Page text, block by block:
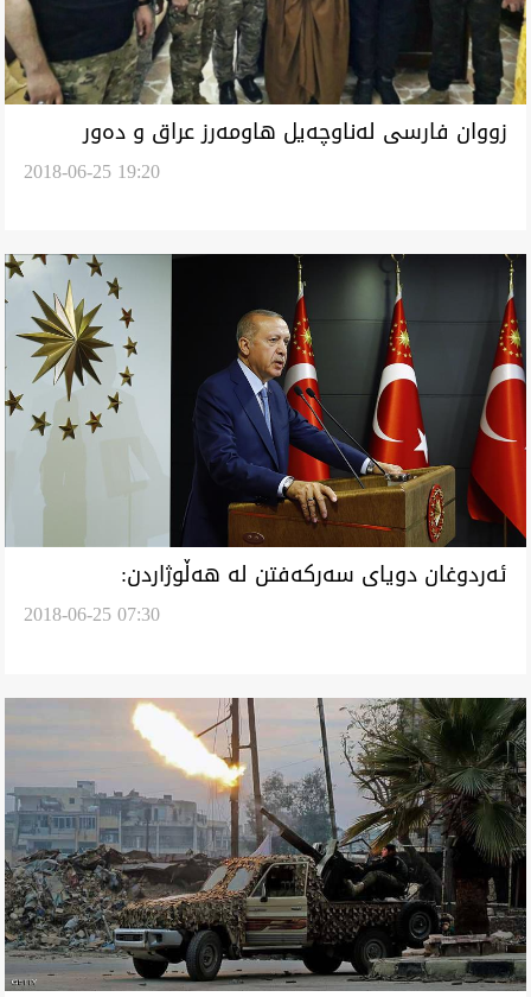
زووان فارسى له‌ناوچه‌يل هاومه‌رز عراق و ده‌ور
2018-06-25 19:20
ئه‌ردوغان دوياى سه‌ركه‌فتن له‌ هه‌ڵوژاردن:
وه‌رده‌وامى ئه‌يه‌يمنه‌ رزگاركردن سوريا2018-06-25 07:30